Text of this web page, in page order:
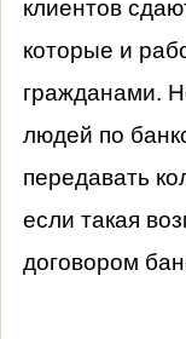
клиентов
которые и
гражданами.
людей по
передавать
если такая
договором